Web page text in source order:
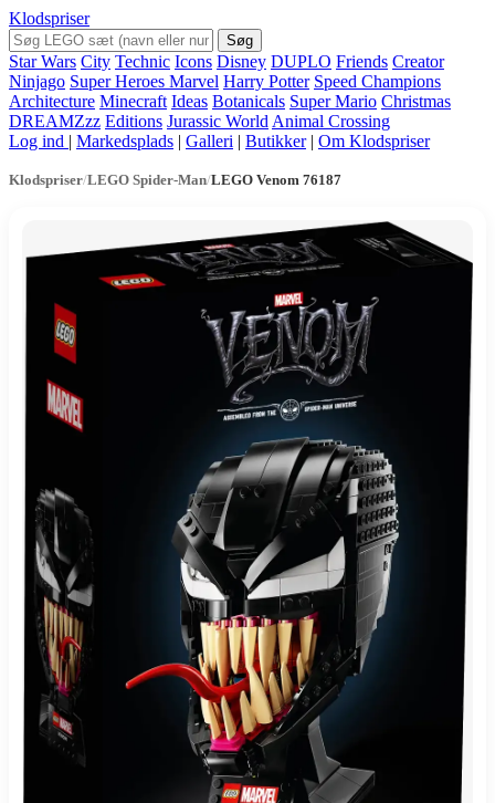
Klodspriser
Søg
Star Wars City Technic Icons Disney DUPLO Friends Creator
Ninjago Super Heroes Marvel Harry Potter Speed Champions
Architecture Minecraft Ideas Botanicals Super Mario Christmas
DREAMZzz Editions Jurassic World Animal Crossing
Log ind | Markedsplads | Galleri | Butikker | Om Klodspriser
Klodspriser/LEGO Spider-Man/LEGO Venom 76187